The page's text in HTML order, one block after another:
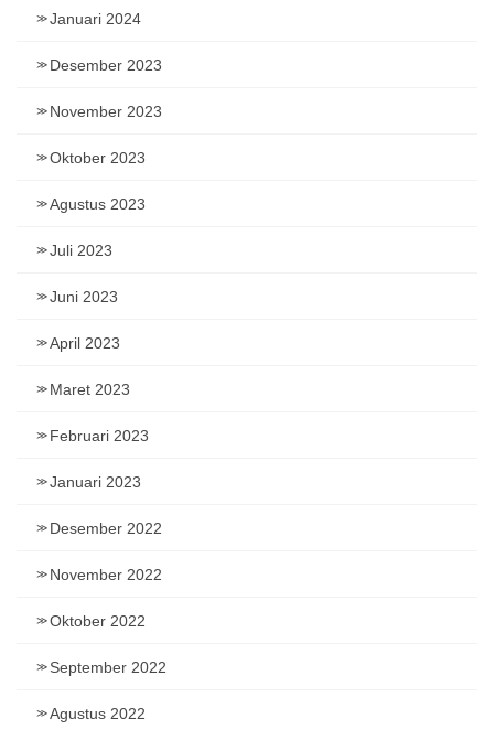
Januari 2024
Desember 2023
November 2023
Oktober 2023
Agustus 2023
Juli 2023
Juni 2023
April 2023
Maret 2023
Februari 2023
Januari 2023
Desember 2022
November 2022
Oktober 2022
September 2022
Agustus 2022